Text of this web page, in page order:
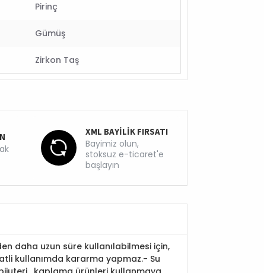
Pirinç
Gümüş
Zirkon Taş
XML BAYİLİK FIRSATI
Bayimiz olun,
stoksuz e-ticaret'e
başlayın
daha uzun süre kullanılabilmesi için,
kullanımda kararma yapmaz.- Su